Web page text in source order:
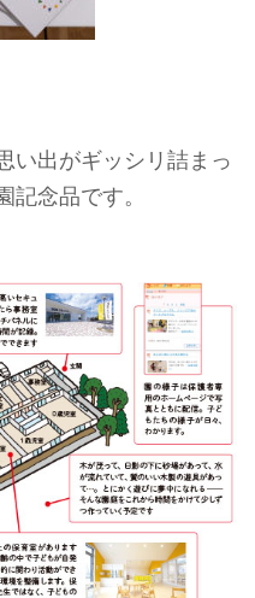
い出がギッシリ詰まっ
記念品です。